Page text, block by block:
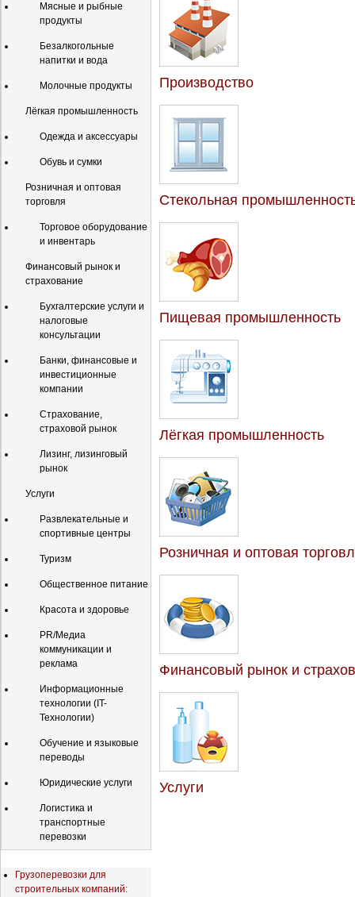
Мясные и рыбные
продукты
Безалкогольные
напитки и вода
Молочные продукты
Лёгкая промышленность
Одежда и аксессуары
Обувь и сумки
Розничная и оптовая
торговля
Торговое оборудование
и инвентарь
Финансовый рынок и
страхование
Бухгалтерские услуги и
налоговые
консультации
Банки, финансовые и
инвестиционные
компании
Страхование,
страховой рынок
Лизинг, лизинговый
рынок
Услуги
Развлекательные и
спортивные центры
Туризм
Общественное питание
Красота и здоровье
PR/Медиа
коммуникации и
реклама
Информационные
технологии (IT-
Технологии)
Обучение и языковые
переводы
Юридические услуги
Логистика и
транспортные
перевозки
Грузоперевозки для
строительных компаний:
Производство
Стекольная
Пищевая промышленность
Лёгкая промышленность
Розничная и оптовая
Финансовый рынок и
Услуги